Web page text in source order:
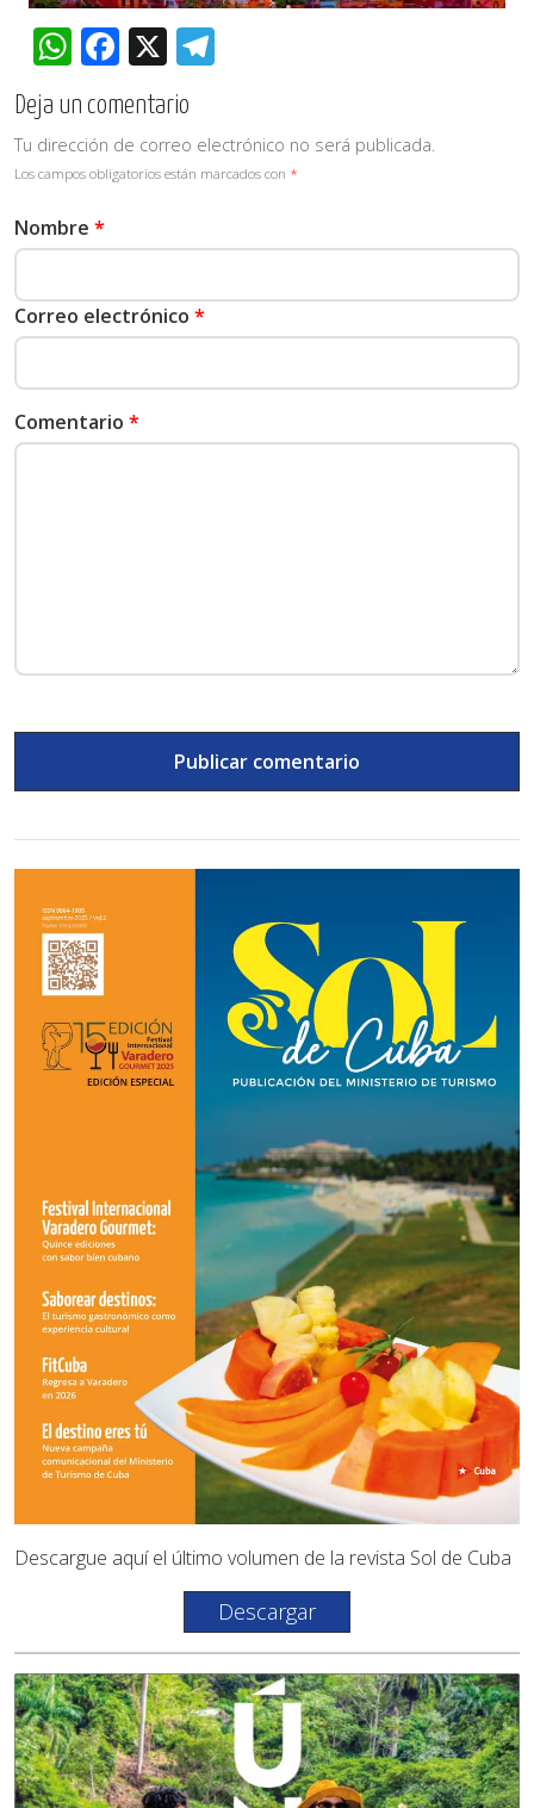
WhatsApp
Facebook
X
Deja un comentario
Tu dirección de correo electrónico no será publicada.
Los campos obligatorios están marcados con *
Nombre *
Correo electrónico *
Comentario *
Descargue aquí el último volumen de la revista Sol de Cuba
Descargar